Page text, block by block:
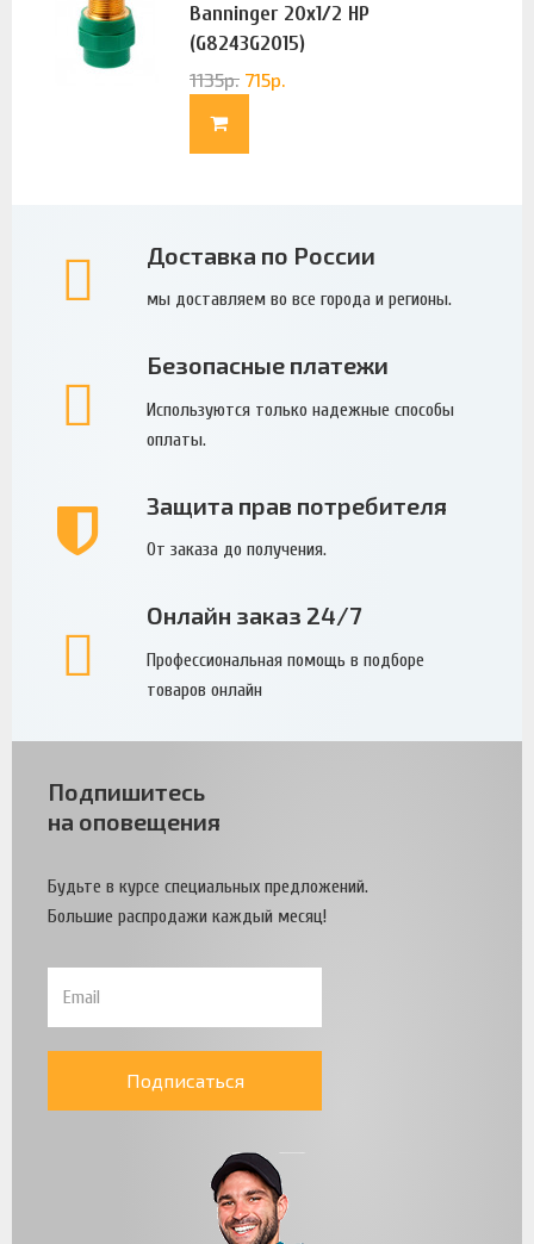
Banninger 20х1/2 НР
(G8243G2015)
1135р. 715р.
Доставка по России
мы доставляем во все города и регионы.
Безопасные платежи
Используются только надежные способы
оплаты.
Защита прав потребителя
От заказа до получения.
Онлайн заказ 24/7
Профессиональная помощь в подборе
товаров онлайн
Подпишитесь
на оповещения
Будьте в курсе специальных предложений.
Большие распродажи каждый месяц!
Подписаться